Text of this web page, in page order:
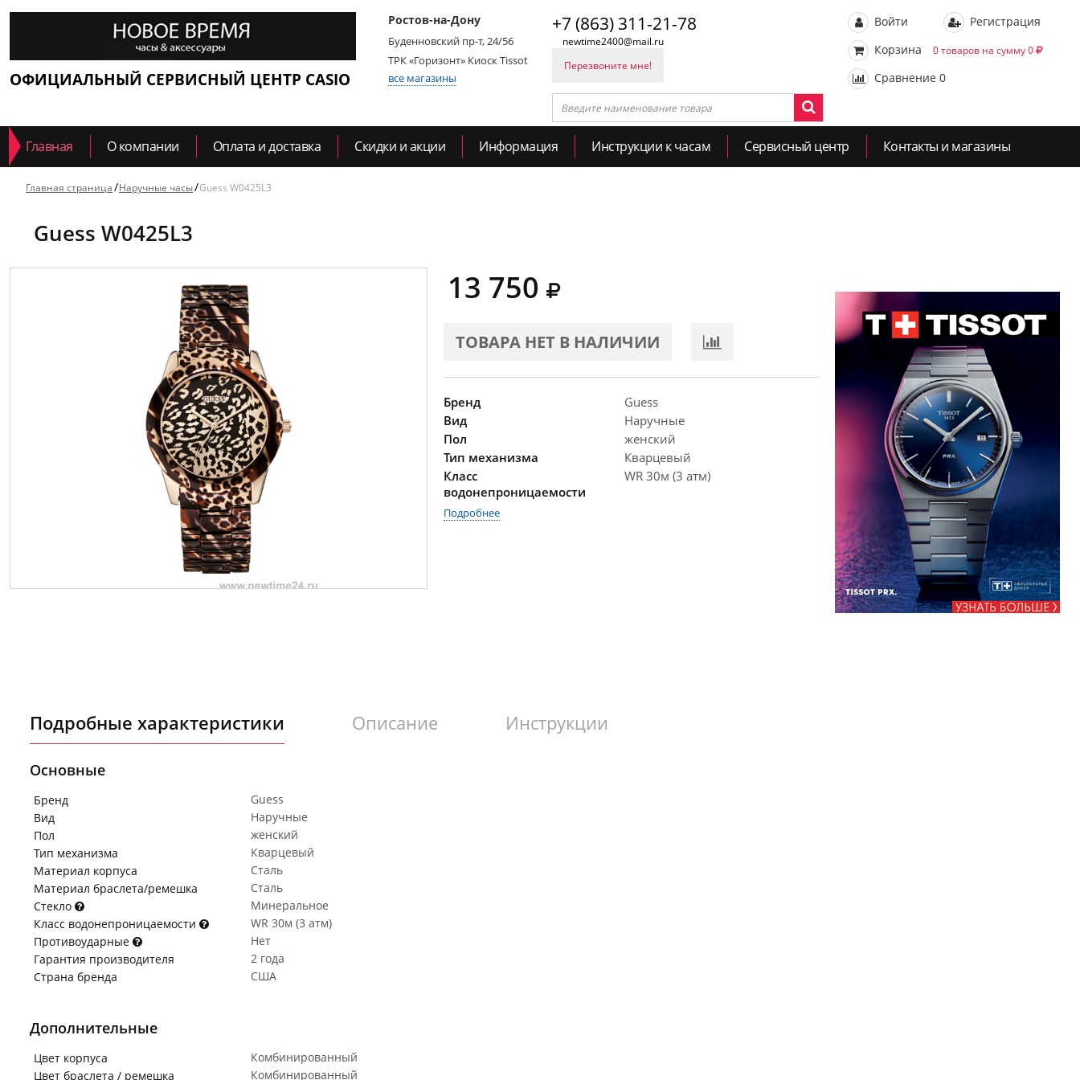
ОФИЦИАЛЬНЫЙ СЕРВИСНЫЙ ЦЕНТР CASIO
Ростов-на-Дону
Буденновский пр-т, 24/56
ТРК «Горизонт» Киоск Tissot
все магазины
+7 (863) 311-21-78
newtime2400@mail.ru
Перезвоните мне!
Войти
Регистрация
Корзина
0 товаров на сумму 0
Сравнение 0
Главная О компании Оплата и доставка Скидки и акции Информация Инструкции к часам Сервисный центр Контакты и магазины
Главная страница Наручные часы Guess W0425L3
Guess W0425L3
13 750
ТОВАРА НЕТ В НАЛИЧИИ
Бренд
Guess
Вид
Наручные
Пол
женский
Тип механизма
Кварцевый
Класс
водонепроницаемости
WR 30м (3 атм)
Подробнее
Подробные характеристики Описание Инструкции
Основные
Бренд
Guess
Вид
Наручные
Пол
женский
Тип механизма
Кварцевый
Материал корпуса
Сталь
Материал браслета/ремешка
Сталь
Стекло
Минеральное
Класс водонепроницаемости
WR 30м (3 атм)
Противоударные
Нет
Гарантия производителя
2 года
Страна бренда
США
Дополнительные
Цвет корпуса
Комбинированный
Цвет браслета / ремешка
Комбинированный